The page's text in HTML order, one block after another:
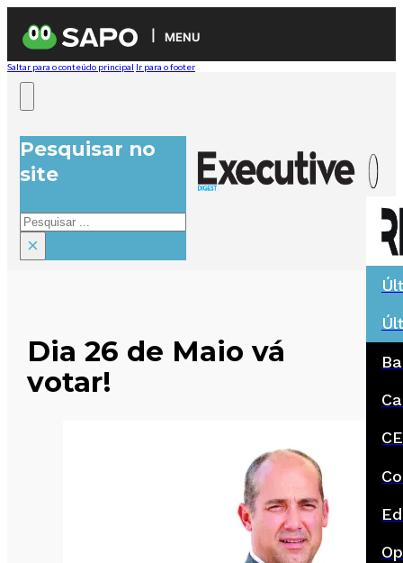
MENU
Saltar para o conteúdo principal Ir para o footer
Pesquisar no
site
Pesquisar
×
Dia 26 de Maio vá
votar!